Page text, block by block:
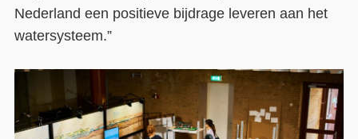
Nederland een positieve bijdrage leveren aan het
watersysteem.”